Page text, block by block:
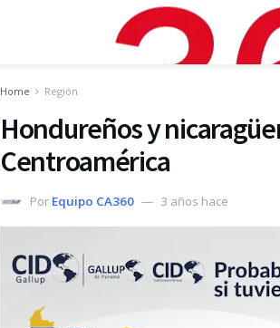
Home Región
Hondureños y
Centroamérica
Por Equipo CA360 3 años hace